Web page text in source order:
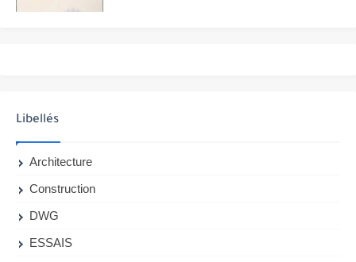
Libellés
Architecture
Construction
DWG
ESSAIS